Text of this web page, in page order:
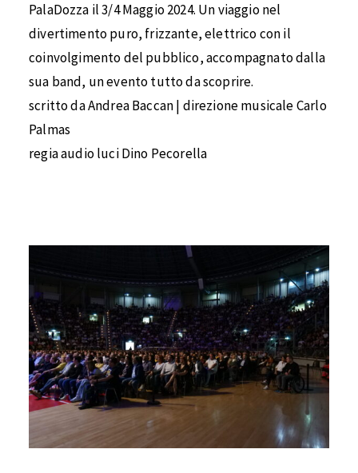
PalaDozza il 3/4 Maggio 2024. Un viaggio nel
divertimento puro, frizzante, elettrico con il
coinvolgimento del pubblico, accompagnato dalla
sua band, un evento tutto da scoprire.
scritto da Andrea Baccan | direzione musicale Carlo
Palmas
regia audio luci Dino Pecorella